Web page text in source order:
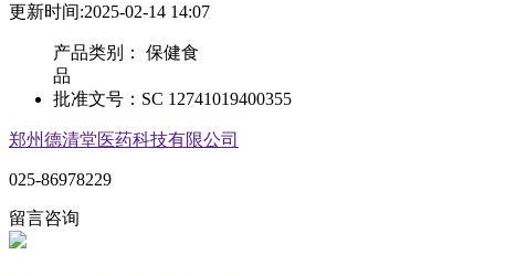
更新时间:2025-02-14 14:07
产品类别： 保健食
品
批准文号： SC 12741019400355
郑州德清堂医药科技有限公司
025-86978229
留言咨询